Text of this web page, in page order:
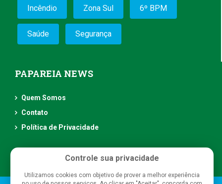
Incêndio Zona Sul 6º BPM
Saúde Segurança
PAPAREIA NEWS
Quem Somos
Contato
Política de Privacidade
Controle sua privacidade
Utilizamos cookies com objetivo de prover a melhor experiência